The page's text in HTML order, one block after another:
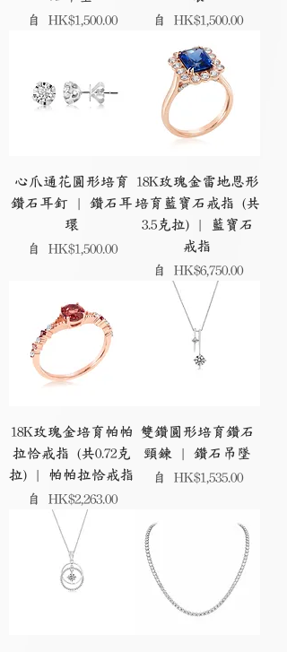
自 HK$1,500.00
促銷價格
自 HK$1,500.00
促銷價格
心爪通花圓形培育
鑽石耳釘 | 鑽石耳
環
自 HK$1,500.00
促銷價格
18K玫瑰金雷地恩形
培育藍寶石戒指 (共
3.5克拉) | 藍寶石
戒指
自 HK$6,750.00
促銷價格
18K玫瑰金培育帕帕
拉恰戒指 (共0.72克
拉) | 帕帕拉恰戒指
自 HK$2,263.00
促銷價格
雙鑽圓形培育鑽石
頸鍊 | 鑽石吊墜
自 HK$1,535.00
促銷價格